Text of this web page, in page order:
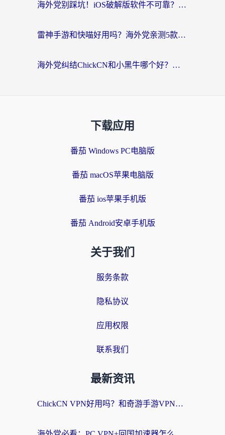
海外党别踩坑！iOS破解版软件不可靠？教你选对回国加速器无缝看国内资源
雷神手游和快喵好用吗？海外党亲测5款回国加速器，附斧牛Bling对比+微信视频号解决办法
海外党纠结ChickCN和小黑牛哪个好？一篇帮你选对回国加速器的实用指南
下载应用
番茄 Windows PC电脑版
番茄 macOS苹果电脑版
番茄 ios苹果手机版
番茄 Android安卓手机版
关于我们
服务条款
隐私协议
应用权限
联系我们
最新资讯
ChickCN VPN好用吗？和奇游手游VPN对比哪个回国效果更好？海外党亲测实用指南